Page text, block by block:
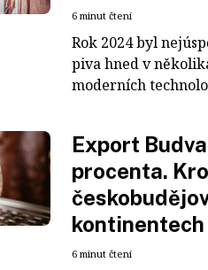
6 minut čtení
Rok 2024 byl
piva hned v
moderních
Export
procenta.
kontinentech
6 minut čtení